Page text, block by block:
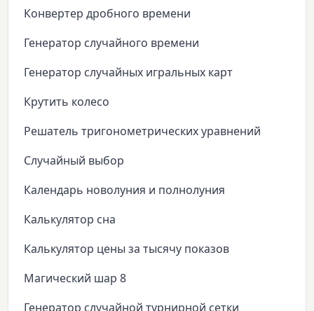
Конвертер дробного времени
Генератор случайного времени
Генератор случайных игральных карт
Крутить колесо
Решатель тригонометрических уравнений
Случайный выбор
Календарь новолуния и полнолуния
Калькулятор сна
Калькулятор цены за тысячу показов
Магический шар 8
Генератор случайной турнирной сетки